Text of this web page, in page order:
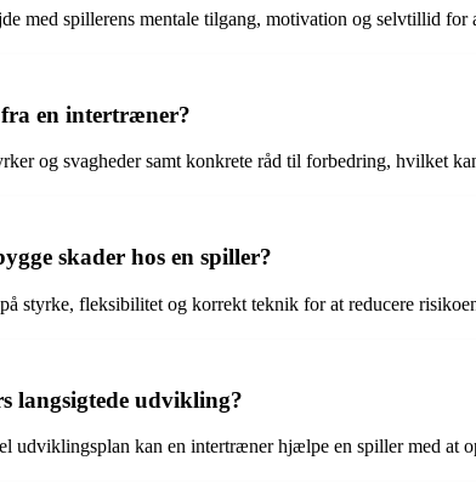
med spillerens mentale tilgang, motivation og selvtillid for
en intertræner?
og svagheder samt konkrete råd til forbedring, hvilket
skader hos en spiller?
styrke, fleksibilitet og korrekt teknik for at reducere
langsigtede udvikling?
kan en intertræner hjælpe en spiller med at